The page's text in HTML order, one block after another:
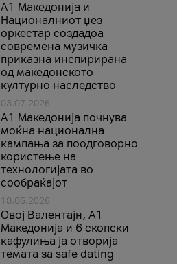
А1 Македонија и
Националниот џез
оркестар создадоа
современа музичка
приказна инспирирана
од македонското
културно наследство
03.07.2026
A1 Македонија почнува
моќна национална
кампања за поодговорно
користење на
технологијата во
сообраќајот
18.05.2026
Овој Валентајн, A1
Македонија и 6 скопски
кафулиња ја отворија
темата за safe dating